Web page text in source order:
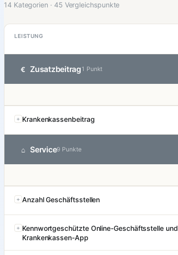
14 Kategorien · 45 Vergleichspunkte
LEISTUNG
€ Zusatzbeitrag 1 Punkt
Krankenkassenbeitrag
⌂ Service9 Punkte
Anzahl Geschäftsstellen
Kennwortgeschützte Online-Geschäftsstelle und
Krankenkassen-App